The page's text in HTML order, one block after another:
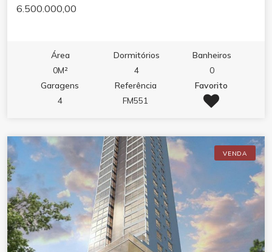
6.500.000,00
Área
0M²
Dormitórios
4
Banheiros
0
Garagens
4
Referência
FM551
Favorito
VENDA